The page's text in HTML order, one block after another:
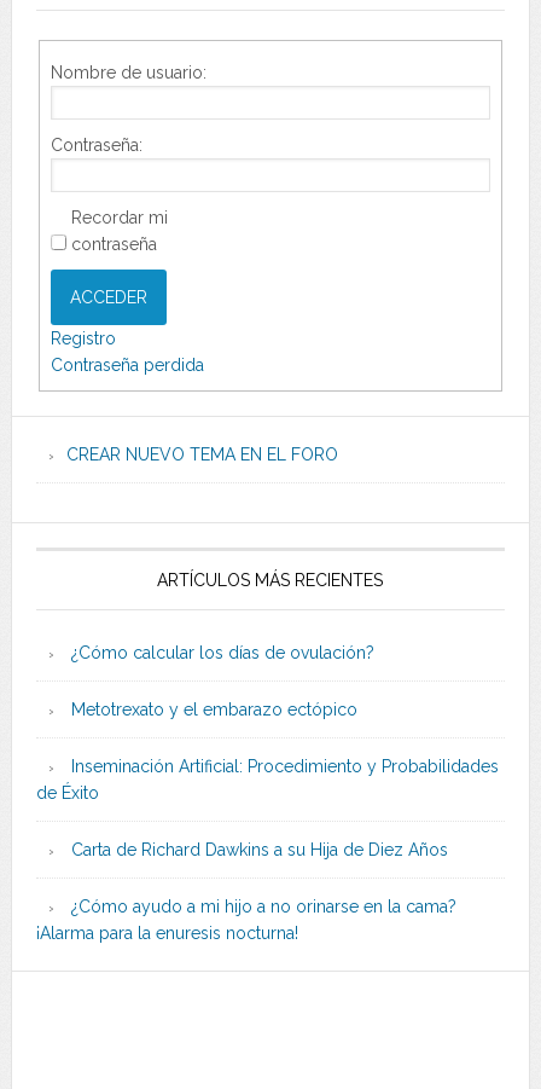
Nombre de usuario:
Contraseña:
Recordar mi
contraseña
ACCEDER
Registro
Contraseña perdida
CREAR NUEVO TEMA EN EL FORO
ARTÍCULOS MÁS RECIENTES
¿Cómo calcular los días de ovulación?
Metotrexato y el embarazo ectópico
Inseminación Artificial: Procedimiento y Probabilidades
de Éxito
Carta de Richard Dawkins a su Hija de Diez Años
¿Cómo ayudo a mi hijo a no orinarse en la cama?
¡Alarma para la enuresis nocturna!